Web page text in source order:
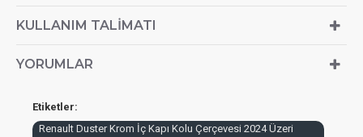
KULLANIM TALIMATI
YORUMLAR
Etiketler:
Renault Duster Krom İç Kapı Kolu Çerçevesi 2024 Üzeri